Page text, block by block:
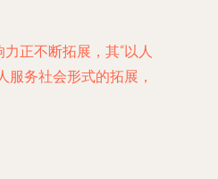
正不断拓展，其“以人
务社会形式的拓展，